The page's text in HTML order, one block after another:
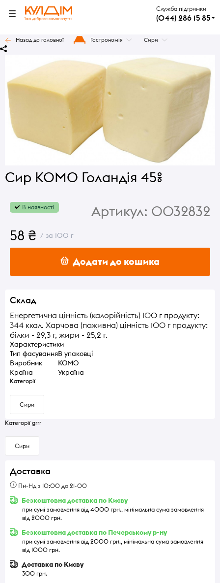
Служба підтримки
(044) 286 15 85
Назад до головної Гастрономія Сири
Сир KOMO Голандія 45%
В наявності Артикул: 0032832
58 ₴ / за 100 г
Додати до кошика
Склад
Енергетична цінність (калорійність) 100 г продукту:
344 ккал. Харчова (поживна) цінність 100 г продукту:
білки - 29,3 г, жири - 25,2 г.
Характеристики
Тип фасуванняВ упаковці
Виробник
КОМО
Країна
Україна
Категорії
Сири
Категорії grrr
Сири
Доставка
Пн-Нд з 10:00 до 21-00
Безкоштовна доставка по Києву
при сумі замовлення від 4000 грн., мінімальна сума замовлення
від 2000 грн.
Безкоштовна доставка по Печерському р-ну
при сумі замовлення від 2000 грн., мінімальна сума замовлення
від 1000 грн.
Доставка по Києву
300 грн.